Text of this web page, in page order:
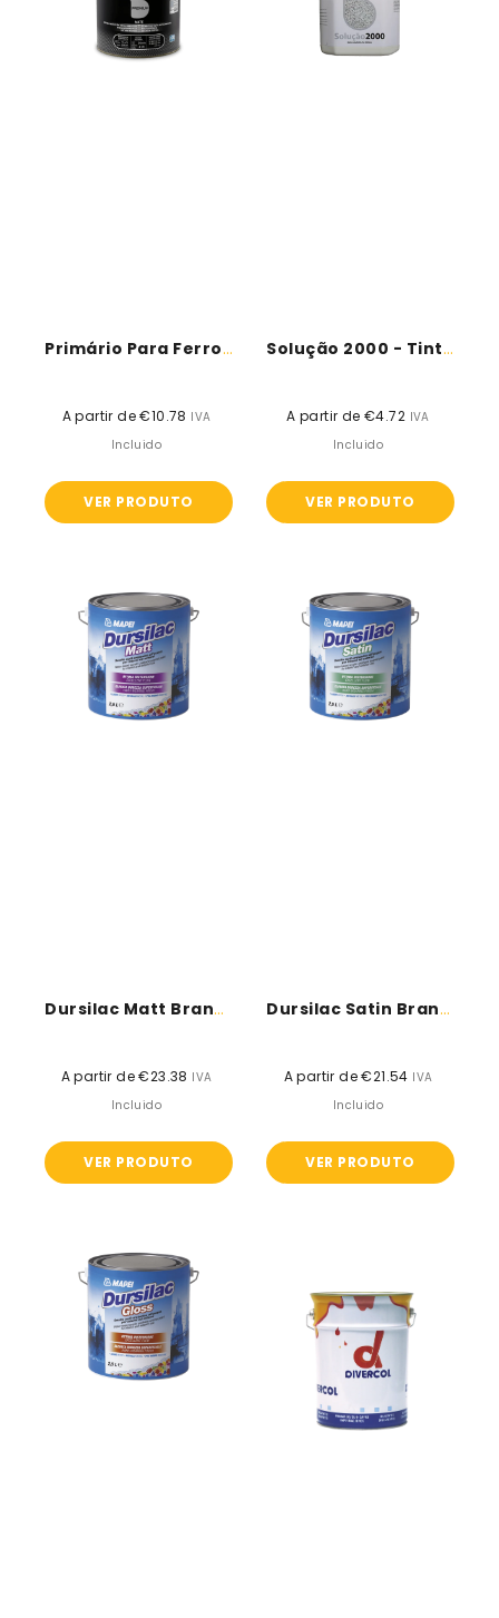
DYRUP
Primário Para Ferro - DYRUP
Preço
normal
A partir de €10.78 IVA
Incluido
VER PRODUTO
Marilina
Solução 2000 - Tintas Marilina
Preço
normal
A partir de €4.72 IVA
Incluido
VER PRODUTO
Matt
Branco
-
Mapei
Dursilac Matt Branco - Mapei
Preço
normal
A partir de €23.38 IVA
Incluido
VER PRODUTO
Satin
Branco
-
Mapei
Dursilac Satin Branco - Mapei
Preço
normal
A partir de €21.54 IVA
Incluido
VER PRODUTO
Gloss
Branco
-
Mapei
-
Divercol